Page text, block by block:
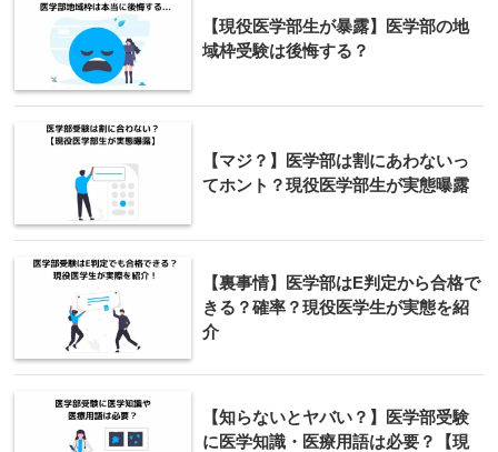
【現役医学部生が暴露】医学部の地
域枠受験は後悔する？
【マジ？】医学部は割にあわないっ
てホント？現役医学部生が実態曝露
【裏事情】医学部はE判定から合格で
きる？確率？現役医学生が実態を紹
介
【知らないとヤバい？】医学部受験
に医学知識・医療用語は必要？【現